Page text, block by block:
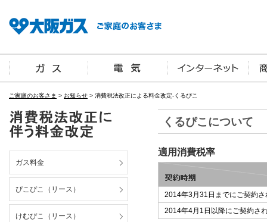
ご家庭のお客さま > お知らせ > 消費税法改正による料金改定-くるぴこ
くるぴこについて
適用消費税率
2014年3月31日までにご契約さ
2014年4月1日以降にご契約さ
ガス料金
ぴこぴこ（リース）
けむぴこ（リース）